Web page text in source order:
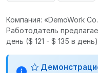
Компания: «DemoWork
Работодатель
день ($ 121 - $ 135 в